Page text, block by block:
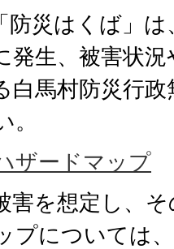
防災はくば」
発生、被害状
白馬村防災行
ザードマップ
害を想定し、
プについては